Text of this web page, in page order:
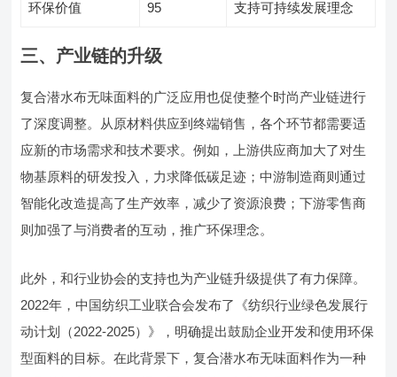
环保价值 95 支持可持续发展理念
三、产业链的升级
复合潜水布无味面料的广泛应用也促使整个时尚产业链进行
了深度调整。从原材料供应到终端销售，各个环节都需要适
应新的市场需求和技术要求。例如，上游供应商加大了对生
物基原料的研发投入，力求降低碳足迹；中游制造商则通过
智能化改造提高了生产效率，减少了资源浪费；下游零售商
则加强了与消费者的互动，推广环保理念。
此外，和行业协会的支持也为产业链升级提供了有力保障。
2022年，中国纺织工业联合会发布了《纺织行业绿色发展行
动计划（2022-2025）》，明确提出鼓励企业开发和使用环保
型面料的目标。在此背景下，复合潜水布无味面料作为一种